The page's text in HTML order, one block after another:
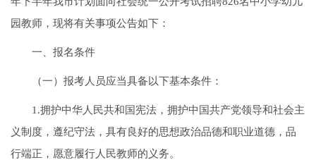
园教师，现将有关事项公告如下：
一、报名条件
（一）报考人员应当具备以下基本条件：
1.拥护中华人民共和国宪法，拥护中国共产党领导和社会主
义制度，遵纪守法，具有良好的思想政治品德和职业道德，品
行端正，愿意履行人民教师的义务。